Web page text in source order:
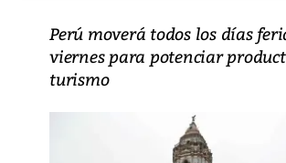
Perú moverá todos los días
viernes para potenciar
turismo